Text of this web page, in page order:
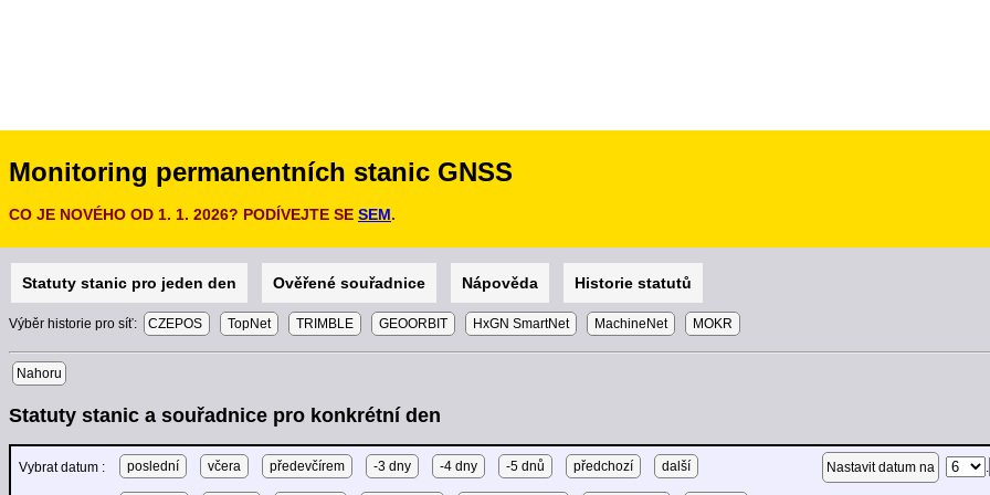
Monitoring permanentních stanic GNSS
CO JE NOVÉHO OD 1. 1. 2026? PODÍVEJTE SE SEM.
Statuty stanic pro jeden den Ověřené souřadnice Nápověda Historie statutů
Výběr historie pro síť: CZEPOS TopNet TRIMBLE GEOORBIT HxGN SmartNet MachineNet MOKR
Nahoru
Statuty stanic a souřadnice pro konkrétní den
Vybrat datum : poslední včera předevčírem -3 dny -4 dny -5 dnů předchozí další .